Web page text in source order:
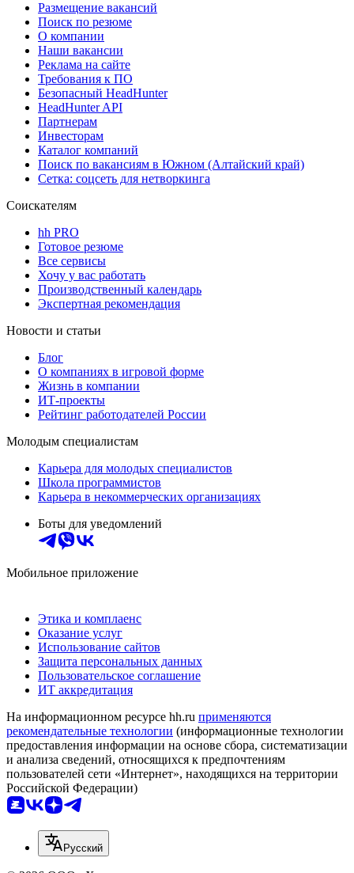
Размещение вакансий
Поиск по резюме
О компании
Наши вакансии
Реклама на сайте
Требования к ПО
Безопасный HeadHunter
HeadHunter API
Партнерам
Инвесторам
Каталог компаний
Поиск по вакансиям в Южном (Алтайский край)
Сетка: соцсеть для нетворкинга
Соискателям
hh PRO
Готовое резюме
Все сервисы
Хочу у вас работать
Производственный календарь
Экспертная рекомендация
Новости и статьи
Блог
О компаниях в игровой форме
Жизнь в компании
ИТ-проекты
Рейтинг работодателей России
Молодым специалистам
Карьера для молодых специалистов
Школа программистов
Карьера в некоммерческих организациях
Боты для уведомлений
Мобильное приложение
Этика и комплаенс
Оказание услуг
Использование сайтов
Защита персональных данных
Пользовательское соглашение
ИТ аккредитация
На информационном ресурсе hh.ru применяются
рекомендательные технологии (информационные технологии
предоставления информации на основе сбора, систематизации
и анализа сведений, относящихся к предпочтениям
пользователей сети «Интернет», находящихся на территории
Российской Федерации)
Русский